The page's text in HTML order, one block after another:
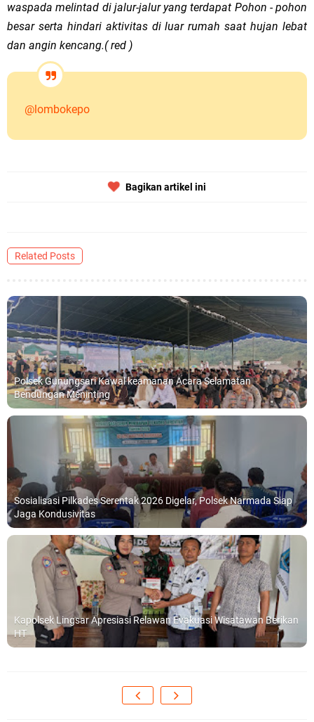
waspada melintad di jalur-jalur yang terdapat Pohon - pohon
besar serta hindari aktivitas di luar rumah saat hujan lebat
dan angin kencang.( red )
@lombokepo
Bagikan artikel ini
Related Posts
Polsek Gunungsari Kawal keamanan Acara Selamatan
Bendungan Meninting
Sosialisasi Pilkades Serentak 2026 Digelar, Polsek Narmada Siap
Jaga Kondusivitas
Kapolsek Lingsar Apresiasi Relawan Evakuasi Wisatawan Berikan
HT